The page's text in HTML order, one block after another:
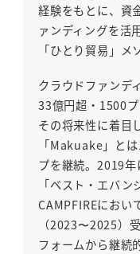
経験をもとに、資
ァンディングを活
「ひとり貿易」メ
クラウドファンデ
33億円超・1500
その将来性に着目
「Makuake」と
プを継続。2019
「ベスト・エバン
CAMPFIREにおい
（2023〜2025）
フォームから継続